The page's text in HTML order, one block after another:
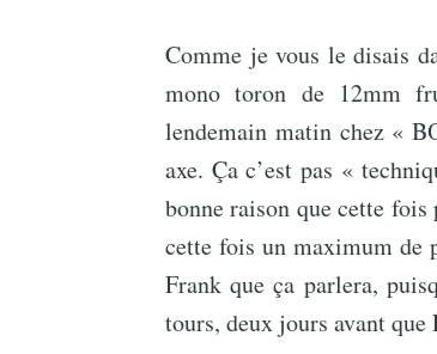
Comme je vous le disais
mono toron de 12mm
lendemain matin chez «
axe. Ça c’est pas «
bonne raison que cette
cette fois un maximum de
Frank que ça parlera,
tours, deux jours avant